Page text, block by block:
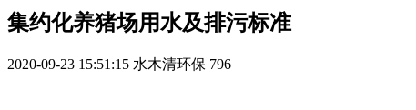
集约化养猪场用水及排污标准
2020-09-23 15:51:15 水木清环保 796